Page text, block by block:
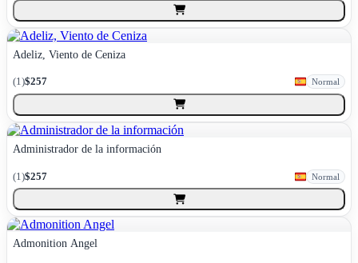
Adeliz, Viento de Ceniza
(1)$257 Normal
Administrador de la información
(1)$257 Normal
Admonition Angel